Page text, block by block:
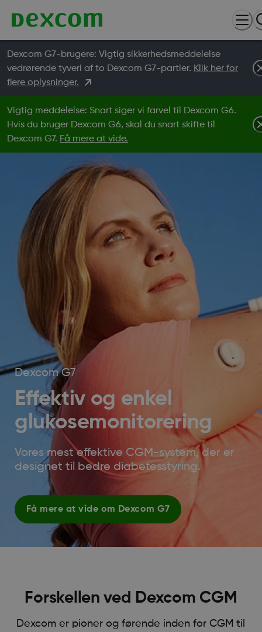
Dexcom G7-brugere: Vigtig sikkerhedsmeddelelse
vedrørende tyveri af to Dexcom G7-partier. Klik her for
flere oplysninger.
Vigtig meddelelse: Snart siger vi farvel til Dexcom G6.
Hvis du bruger Dexcom G6, skal du snart skifte til
Dexcom G7. Få mere at vide.
Dexcom G7
Effektiv og enkel
glukosemonitorering
Vores mest effektive CGM-system, der er
designet til bedre diabetesstyring.
Få mere at vide om Dexcom G7
Forskellen ved Dexcom CGM
Dexcom er pioner og førende inden for CGM til